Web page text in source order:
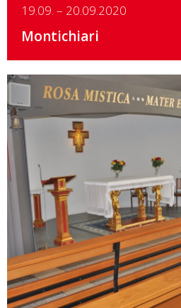
19.09. – 20.09.2020
Montichiari
Details